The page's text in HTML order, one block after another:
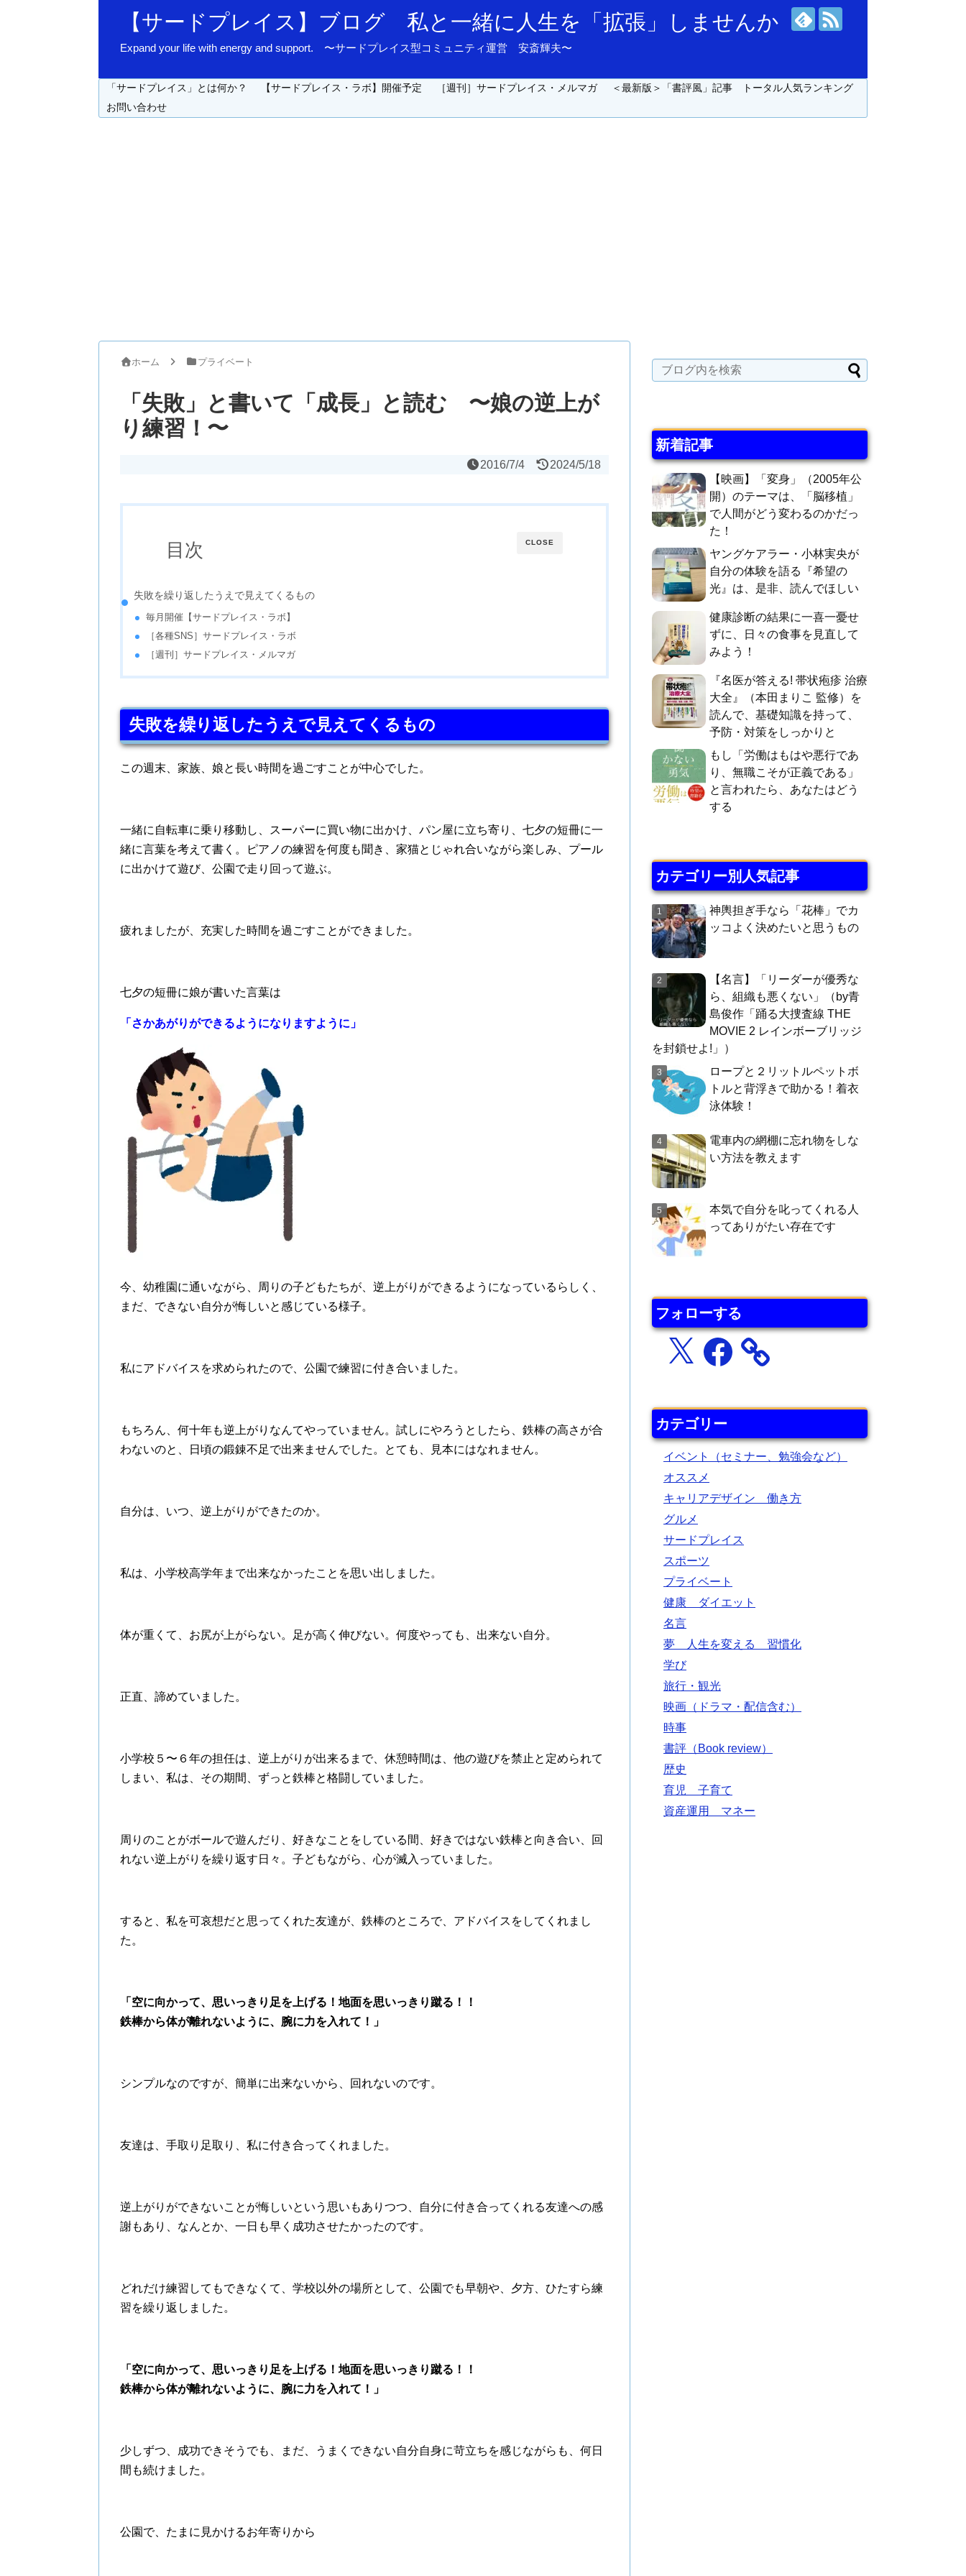
【サードプレイス】ブログ 私と一緒に人生を「拡張」しませんか
Expand your life with energy and support. 〜サードプレイス型コミュニティ運営 安斎輝夫〜
「サードプレイス」とは何か？ 【サードプレイス・ラボ】開催予定 ［週刊］サードプレイス・メルマガ
＜最新版＞「書評風」記事 トータル人気ランキング
お問い合わせ
ホーム プライベート
「失敗」と書いて「成長」と読む 〜娘の逆上が
り練習！〜
2016/7/4 2024/5/18
CLOSE
目次
失敗を繰り返したうえで見えてくるもの
毎月開催【サードプレイス・ラボ】
［各種SNS］サードプレイス・ラボ
［週刊］サードプレイス・メルマガ
失敗を繰り返したうえで見えてくるもの
この週末、家族、娘と長い時間を過ごすことが中心でした。
一緒に自転車に乗り移動し、スーパーに買い物に出かけ、パン屋に立ち寄り、七夕の短冊に一
緒に言葉を考えて書く。ピアノの練習を何度も聞き、家猫とじゃれ合いながら楽しみ、プール
に出かけて遊び、公園で走り回って遊ぶ。
疲れましたが、充実した時間を過ごすことができました。
七夕の短冊に娘が書いた言葉は
「さかあがりができるようになりますように」
今、幼稚園に通いながら、周りの子どもたちが、逆上がりができるようになっているらしく、
まだ、できない自分が悔しいと感じている様子。
私にアドバイスを求められたので、公園で練習に付き合いました。
もちろん、何十年も逆上がりなんてやっていません。試しにやろうとしたら、鉄棒の高さが合
わないのと、日頃の鍛錬不足で出来ませんでした。とても、見本にはなれません。
自分は、いつ、逆上がりができたのか。
私は、小学校高学年まで出来なかったことを思い出しました。
体が重くて、お尻が上がらない。足が高く伸びない。何度やっても、出来ない自分。
正直、諦めていました。
小学校５〜６年の担任は、逆上がりが出来るまで、休憩時間は、他の遊びを禁止と定められて
しまい、私は、その期間、ずっと鉄棒と格闘していました。
周りのことがボールで遊んだり、好きなことをしている間、好きではない鉄棒と向き合い、回
れない逆上がりを繰り返す日々。子どもながら、心が滅入っていました。
すると、私を可哀想だと思ってくれた友達が、鉄棒のところで、アドバイスをしてくれまし
た。
「空に向かって、思いっきり足を上げる！ 地面を思いっきり蹴る！！
鉄棒から体が離れないように、腕に力を入れて！」
シンプルなのですが、簡単に出来ないから、回れないのです。
友達は、手取り足取り、私に付き合ってくれました。
逆上がりができないことが悔しいという思いもありつつ、自分に付き合ってくれる友達への感
謝もあり、なんとか、一日も早く成功させたかったのです。
どれだけ練習してもできなくて、学校以外の場所として、公園でも早朝や、夕方、ひたすら練
習を繰り返しました。
「空に向かって、思いっきり足を上げる！ 地面を思いっきり蹴る！！
鉄棒から体が離れないように、腕に力を入れて！」
少しずつ、成功できそうでも、まだ、うまくできない自分自身に苛立ちを感じながらも、何日
間も続けました。
公園で、たまに見かけるお年寄りから
新着記事
【映画】「変身」（2005年公
開）のテーマは、「脳移植」
で人間がどう変わるのかだっ
た！
ヤングケアラー・小林実央が
自分の体験を語る『希望の
光』は、是非、読んでほしい
健康診断の結果に一喜一憂せ
ずに、日々の食事を見直して
みよう！
『名医が答える! 帯状疱疹 治療
大全』（本田まりこ 監修）を
読んで、基礎知識を持って、
予防・対策をしっかりと
もし「労働はもはや悪行であ
り、無職こそが正義である」
と言われたら、あなたはどう
する
カテゴリー別人気記事
神輿担ぎ手なら「花棒」でカ
ッコよく決めたいと思うもの
【名言】「リーダーが優秀な
ら、組織も悪くない」（by青
島俊作「踊る大捜査線 THE
MOVIE 2 レインボーブリッジ
を封鎖せよ!」）
ロープと２リットルペットボ
トルと背浮きで助かる！着衣
泳体験！
電車内の網棚に忘れ物をしな
い方法を教えます
本気で自分を叱ってくれる人
ってありがたい存在です
フォローする
X Facebook
カテゴリー
イベント（セミナー、勉強会など）
オススメ
キャリアデザイン 働き方
グルメ
サードプレイス
スポーツ
プライベート
健康 ダイエット
名言
夢 人生を変える 習慣化
学び
旅行・観光
映画（ドラマ・配信含む）
時事
書評（Book review）
歴史
育児 子育て
資産運用 マネー